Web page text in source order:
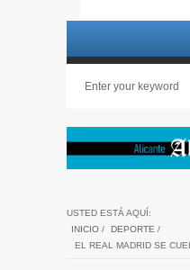
USTED ESTÁ AQUÍ:
INICIO / DEPORTE /
EL REAL MADRID SE